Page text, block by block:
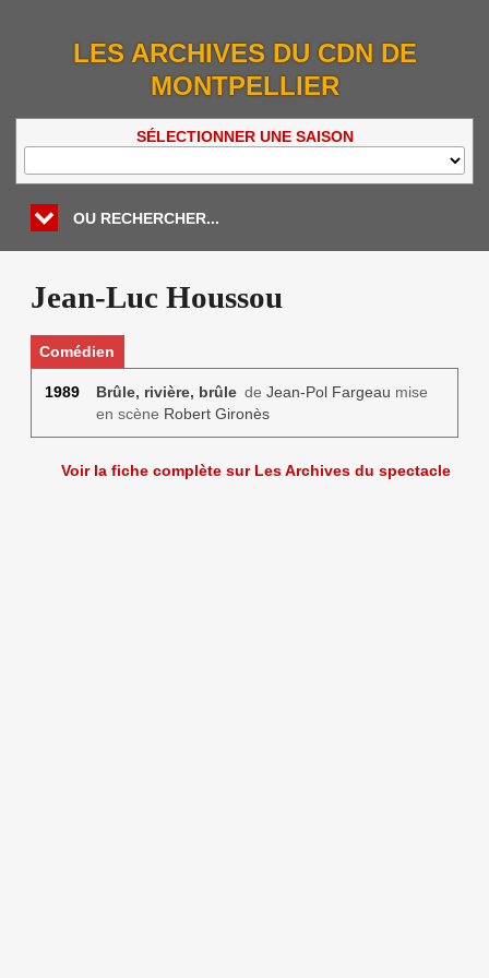
LES ARCHIVES DU CDN DE
MONTPELLIER
SÉLECTIONNER UNE SAISON
OU RECHERCHER...
Jean-Luc Houssou
Comédien
1989 Brûle, rivière, brûlede Jean-Pol Fargeau mise
en scène Robert Gironès
Voir la fiche complète sur Les Archives du spectacle